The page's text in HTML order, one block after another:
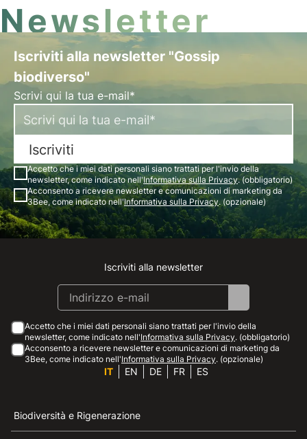
Newsletter
Iscriviti alla newsletter "Gossip
biodiverso"
Scrivi qui la tua e-mail*
Iscriviti
Accetto che i miei dati personali siano trattati per l'invio della
newsletter, come indicato nell'Informativa sulla Privacy. (obbligatorio)
Acconsento a ricevere newsletter e comunicazioni di marketing da
3Bee, come indicato nell'Informativa sulla Privacy. (opzionale)
Instagram
Facebook
Linkedin
Youtube
Iscriviti alla newsletter
Accetto che i miei dati personali siano trattati per l'invio della
newsletter, come indicato nell'Informativa sulla Privacy. (obbligatorio)
Acconsento a ricevere newsletter e comunicazioni di marketing da
3Bee, come indicato nell'Informativa sulla Privacy. (opzionale)
IT EN DE FR ES
Biodiversità e Rigenerazione